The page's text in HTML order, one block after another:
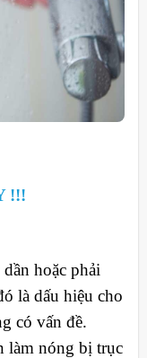
!!!
hoặc phải
là dấu hiệu cho
có vấn đề.
làm nóng bị trục